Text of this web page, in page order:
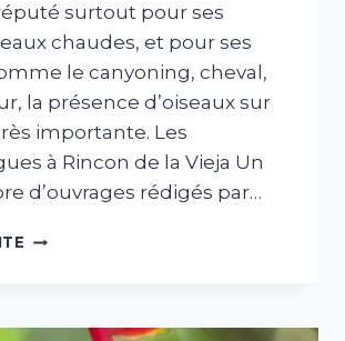
surtout pour ses
chaudes, et pour ses
le canyoning, cheval,
la présence d’oiseaux sur
importante. Les
à Rincon de la Vieja Un
d’ouvrages rédigés par…
RINCON
: